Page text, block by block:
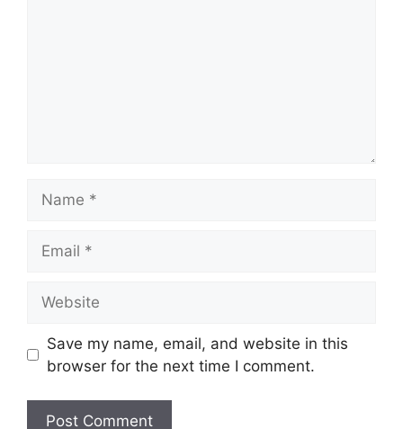
Save my name, email, and website in this
browser for the next time I comment.